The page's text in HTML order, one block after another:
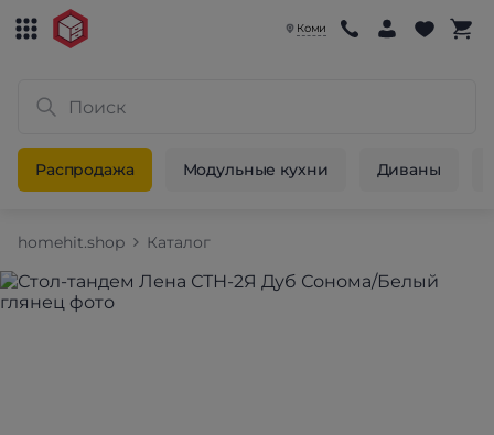
Коми
Распродажа Модульные кухни Диваны
homehit.shop Каталог